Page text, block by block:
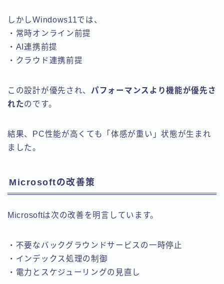
しかしWindows11では、
・常時オンライン前提
・AI連携前提
・クラウド連携前提
この設計が優先され、 パフォーマンスより機能が優先さ
れたのです。
結果、PC性能が高くても「体感が重い」状態が生まれ
ました。
Microsoftの改善策
Microsoftは次の改善を明言しています。
・不要なバックグラウンドサービスの一時停止
・インデックス処理の制御
・電力とスケジューリングの見直し